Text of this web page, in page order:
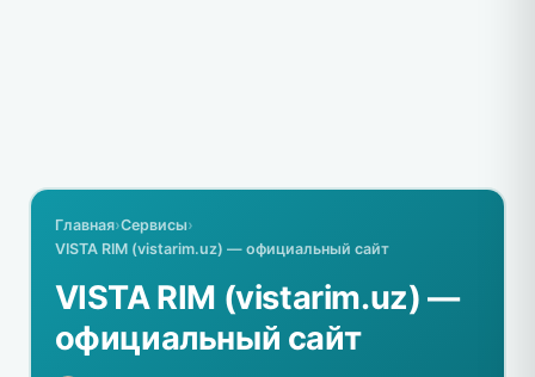
Главная›Сервисы›
VISTA RIM (vistarim.uz) — официальный сайт
VISTA RIM (vistarim.uz) —
официальный сайт